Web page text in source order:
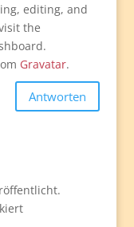
editing, and
the
Gravatar.
Antworten